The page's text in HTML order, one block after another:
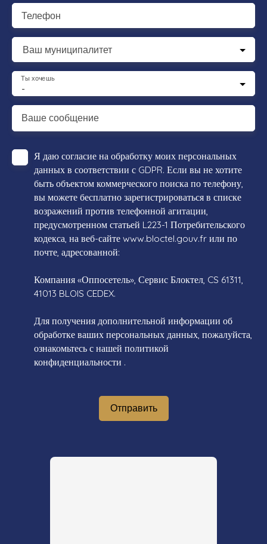
Телефон
Ваш муниципалитет
-
Ты хочешь
Ваше сообщение
Я даю согласие на обработку моих персональных
данных в соответствии с GDPR. Если вы не хотите
быть объектом коммерческого поиска по телефону,
вы можете бесплатно зарегистрироваться в списке
возражений против телефонной агитации,
предусмотренном статьей L223-1 Потребительского
кодекса, на веб-сайте www.bloctel.gouv.fr или по
почте, адресованной:
Компания «Оппосетель», Сервис Блоктел, CS 61311,
41013 BLOIS CEDEX.
Для получения дополнительной информации об
обработке ваших персональных данных, пожалуйста,
ознакомьтесь с нашей политикой
конфиденциальности .
Отправить